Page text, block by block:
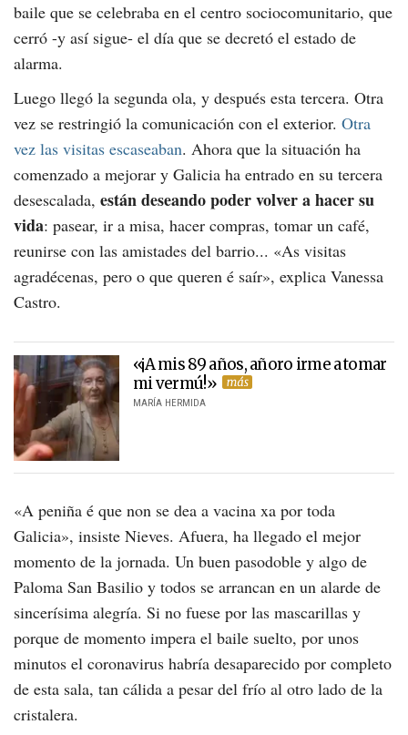
baile que se celebraba en el centro sociocomunitario, que
cerró -y así sigue- el día que se decretó el estado de
alarma.
Luego llegó la segunda ola, y después esta tercera. Otra
vez se restringió la comunicación con el exterior. Otra
vez las visitas escaseaban. Ahora que la situación ha
comenzado a mejorar y Galicia ha entrado en su tercera
desescalada, están deseando poder volver a hacer su
vida: pasear, ir a misa, hacer compras, tomar un café,
reunirse con las amistades del barrio... «As visitas
agradécenas, pero o que queren é saír», explica Vanessa
Castro.
«¡A mis 89 años, añoro irme a tomar
mi vermú!»
MARÍA HERMIDA
«A peniña é que non se dea a vacina xa por toda
Galicia», insiste Nieves. Afuera, ha llegado el mejor
momento de la jornada. Un buen pasodoble y algo de
Paloma San Basilio y todos se arrancan en un alarde de
sincerísima alegría. Si no fuese por las mascarillas y
porque de momento impera el baile suelto, por unos
minutos el coronavirus habría desaparecido por completo
de esta sala, tan cálida a pesar del frío al otro lado de la
cristalera.